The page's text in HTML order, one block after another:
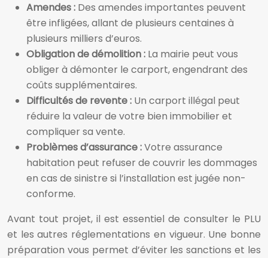
Amendes : Des amendes importantes peuvent
être infligées, allant de plusieurs centaines à
plusieurs milliers d’euros.
Obligation de démolition : La mairie peut vous
obliger à démonter le carport, engendrant des
coûts supplémentaires.
Difficultés de revente : Un carport illégal peut
réduire la valeur de votre bien immobilier et
compliquer sa vente.
Problèmes d’assurance :Votre assurance
habitation peut refuser de couvrir les dommages
en cas de sinistre si l’installation est jugée non-
conforme.
Avant tout projet, il est essentiel de consulter le PLU
et les autres réglementations en vigueur. Une bonne
préparation vous permet d’éviter les sanctions et les